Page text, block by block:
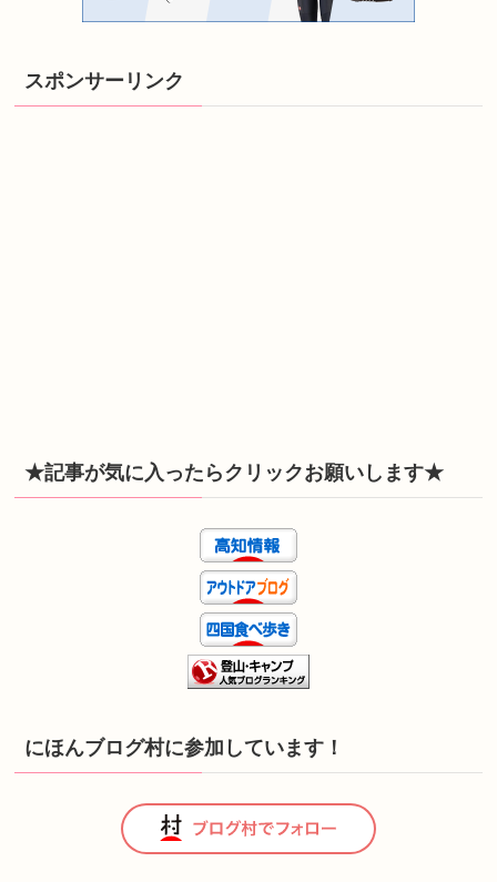
スポンサーリンク
★記事が気に入ったらクリックお願いします★
にほんブログ村に参加しています！